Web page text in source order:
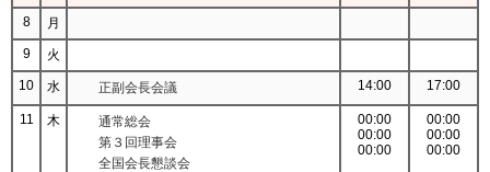
8
月
9
火
10
水 正副会長会議 14:00 17:00
11 木
通常総会
第３回理事会
全国会長懇談会
00:00
00:00
00:00
00:00
00:00
00:00